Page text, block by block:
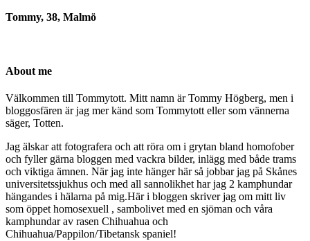
Tommy, 38, Malmö
About me
Välkommen till Tommytott. Mitt namn är Tommy Högberg, men i
bloggosfären är jag mer känd som Tommytott eller som vännerna
säger, Totten.
Jag älskar att fotografera och att röra om i grytan bland homofober
och fyller gärna bloggen med vackra bilder, inlägg med både trams
och viktiga ämnen. När jag inte hänger här så jobbar jag på Skånes
universitetssjukhus och med all sannolikhet har jag 2 kamphundar
hängandes i hälarna på mig.Här i bloggen skriver jag om mitt liv
som öppet homosexuell , sambolivet med en sjöman och våra
kamphundar av rasen Chihuahua och
Chihuahua/Pappilon/Tibetansk spaniel!